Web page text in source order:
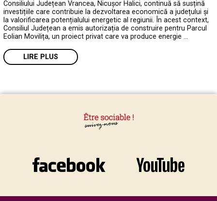
Consiliului Județean Vrancea, Nicușor Halici, continuă să susțină
investițiile care contribuie la dezvoltarea economică a județului și
la valorificarea potențialului energetic al regiunii. În acest context,
Consiliul Județean a emis autorizația de construire pentru Parcul
Eolian Movilița, un proiect privat care va produce energie …
LIRE PLUS